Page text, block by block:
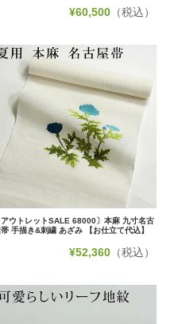
¥60,500（税込）
アウトレットSALE 68000〕本麻 九寸名古
帯 手描き&刺繍 あざみ 【お仕立て代込】
¥52,360（税込）